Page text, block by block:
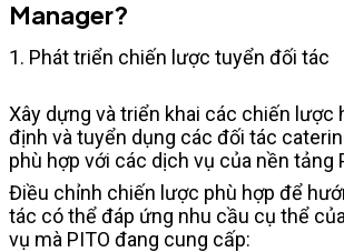
Manager?
1. Phát triển chiến lược tuyển đối tác
Xây dựng và triển khai các chiến lược
định và tuyển dụng các đối tác
phù hợp với các dịch vụ của nền tảng
Điều chỉnh chiến lược phù hợp để
tác có thể đáp ứng nhu cầu cụ thể
vụ mà PITO đang cung cấp: